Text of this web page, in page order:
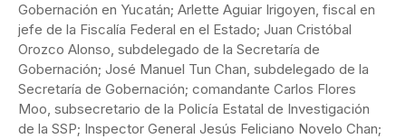
Gobernación en Yucatán; Arlette Aguiar Irigoyen, fiscal en
jefe de la Fiscalía Federal en el Estado; Juan Cristóbal
Orozco Alonso, subdelegado de la Secretaría de
Gobernación; José Manuel Tun Chan, subdelegado de la
Secretaría de Gobernación; comandante Carlos Flores
Moo, subsecretario de la Policía Estatal de Investigación
de la SSP; Inspector General Jesús Feliciano Novelo Chan;